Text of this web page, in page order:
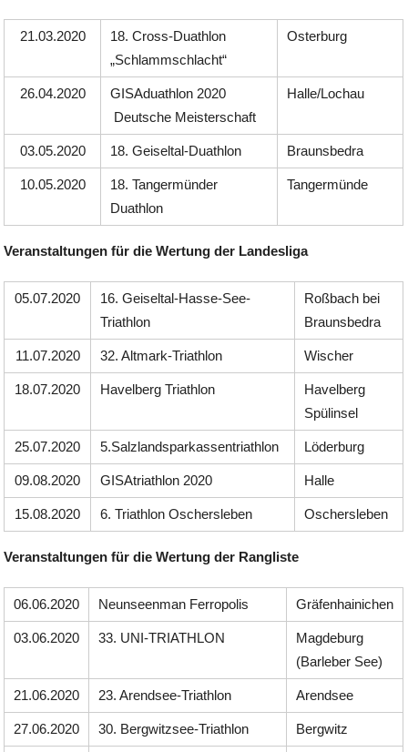
21.03.2020
18. Cross-Duathlon
„Schlammschlacht“
Osterburg
26.04.2020
GISAduathlon 2020
Deutsche Meisterschaft
Halle/Lochau
03.05.2020 18. Geiseltal-Duathlon Braunsbedra
10.05.2020
18. Tangermünder
Duathlon
Tangermünde
Veranstaltungen für die Wertung der Landesliga
05.07.2020
16. Geiseltal-Hasse-See-
Triathlon
Roßbach bei
Braunsbedra
11.07.2020 32. Altmark-Triathlon Wischer
18.07.2020 Havelberg Triathlon
Havelberg
Spülinsel
25.07.2020 5.Salzlandsparkassentriathlon Löderburg
09.08.2020 GISAtriathlon 2020 Halle
15.08.2020 6. Triathlon Oschersleben Oschersleben
Veranstaltungen für die Wertung der Rangliste
06.06.2020 Neunseenman Ferropolis Gräfenhainichen
03.06.2020 33. UNI-TRIATHLON
Magdeburg
(Barleber See)
21.06.2020 23. Arendsee-Triathlon Arendsee
27.06.2020 30. Bergwitzsee-Triathlon Bergwitz